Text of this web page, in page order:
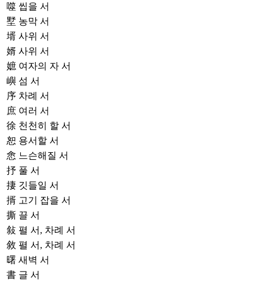
噬 씹을 서
墅 농막 서
壻 사위 서
婿 사위 서
嫬 여자의 자 서
嶼 섬 서
序 차례 서
庶 여러 서
徐 천천히 할 서
恕 용서할 서
悆 느슨해질 서
抒 풀 서
捿 깃들일 서
揟 고기 잡을 서
撕 끌 서
敍 펼 서, 차례 서
敘 펼 서, 차례 서
曙 새벽 서
書 글 서